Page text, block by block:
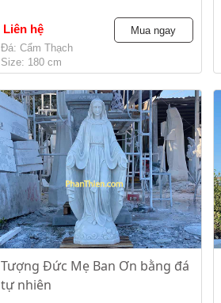
Liên hệ
Đá: Cẩm Thạch
Size: 180 cm
Mua ngay
Tượng Đức Mẹ Ban Ơn bằng đá
tự nhiên